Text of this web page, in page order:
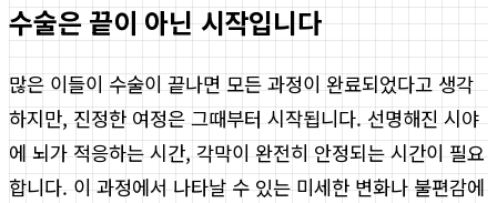
수술은 끝이 아닌 시작입니다
많은 이들이 수술이 끝나면 모든 과정이 완료되었다고 생각
하지만, 진정한 여정은 그때부터 시작됩니다. 선명해진 시야
에 뇌가 적응하는 시간, 각막이 완전히 안정되는 시간이 필요
합니다. 이 과정에서 나타날 수 있는 미세한 변화나 불편감에